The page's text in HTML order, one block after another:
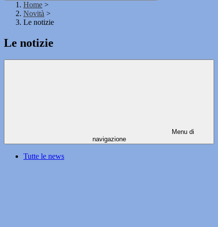
Home >
Novità >
Le notizie
Le notizie
Menu di
navigazione
Tutte le news